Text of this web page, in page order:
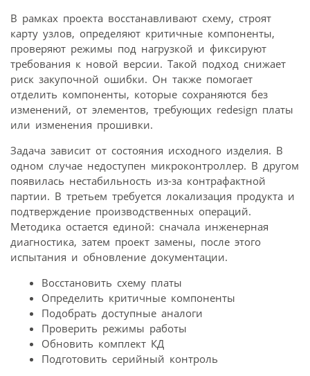
В рамках проекта восстанавливают схему, строят
карту узлов, определяют критичные компоненты,
проверяют режимы под нагрузкой и фиксируют
требования к новой версии. Такой подход снижает
риск закупочной ошибки. Он также помогает
отделить компоненты, которые сохраняются без
изменений, от элементов, требующих redesign платы
или изменения прошивки.
Задача зависит от состояния исходного изделия. В
одном случае недоступен микроконтроллер. В другом
появилась нестабильность из-за контрафактной
партии. В третьем требуется локализация продукта и
подтверждение производственных операций.
Методика остается единой: сначала инженерная
диагностика, затем проект замены, после этого
испытания и обновление документации.
Восстановить схему платы
Определить критичные компоненты
Подобрать доступные аналоги
Проверить режимы работы
Обновить комплект КД
Подготовить серийный контроль